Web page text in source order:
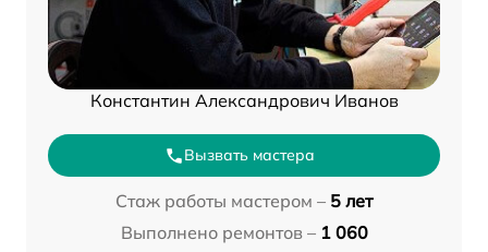
Константин Александрович Иванов
Вызвать мастера
Стаж работы мастером – 5 лет
Выполнено ремонтов – 1 060